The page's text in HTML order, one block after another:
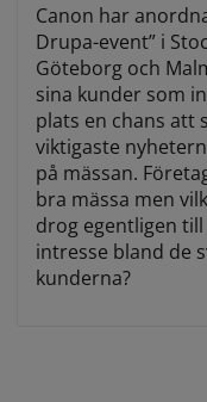
Canon har
Drupa-event” i
Göteborg och
sina kunder som
plats en chans att
viktigaste
på mässan.
bra mässa men
drog egentligen
intresse bland de
kunderna?